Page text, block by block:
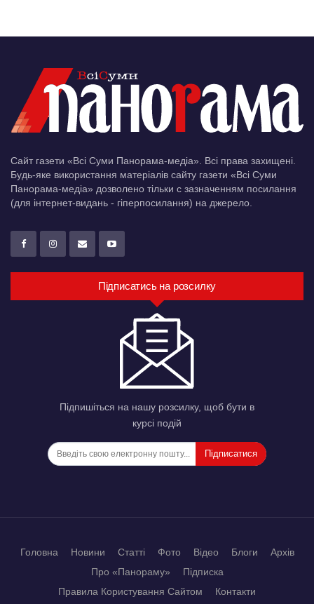
Сайт газети «Всі Суми Панорама-медіа». Всі права захищені.
Будь-яке використання матеріалів сайту газети «Всі Суми
Панорама-медіа» дозволено тільки c зазначенням посилання
(для інтернет-видань - гіперпосилання) на джерело.
Підписатись на розсилку
Підпишіться на нашу розсилку, щоб бути в
курсі подій
Підписатися
Головна Новини Статті Фото Відео Блоги
Архів
Про «Панораму»
Підписка
Правила Користування Сайтом
Контакти